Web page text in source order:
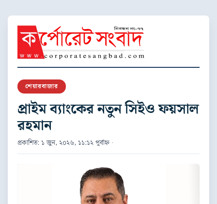
শেয়ারবাজার
প্রাইম ব্যাংকের নতুন সিইও ফয়সাল
রহমান
প্রকাশিত: ১ জুন, ২০২৬, ১১:১২ পূর্বাহ্ন ·